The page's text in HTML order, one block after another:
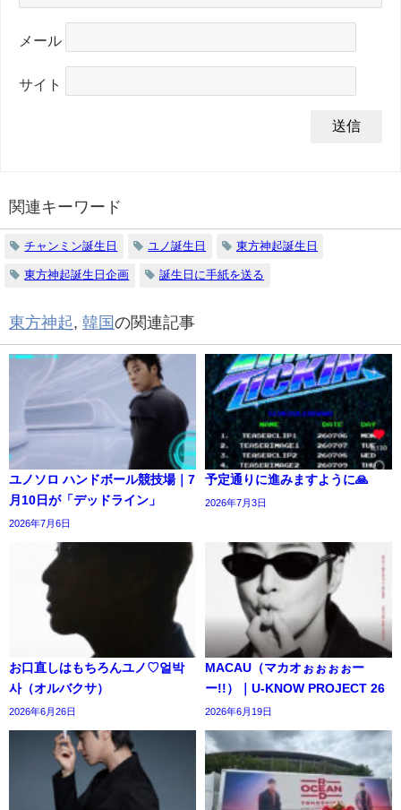
メール
サイト
関連キーワード
チャンミン誕生日 ユノ誕生日 東方神起誕生日
東方神起誕生日企画 誕生日に手紙を送る
東方神起, 韓国の関連記事
ユノソロ ハンドボール競技場｜7
月10日が「デッドライン」
2026年7月6日
予定通りに進みますように🙏
2026年7月3日
お口直しはもちろんユノ♡얼박
사（オルバクサ）
2026年6月26日
MACAU（マカオぉぉぉぉー
ー!!）｜U-KNOW PROJECT 26
2026年6月19日